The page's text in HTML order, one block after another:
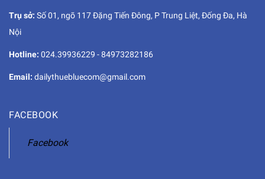
Trụ sở: Số 01, ngõ 117 Đặng Tiến Đông, P Trung Liệt, Đống Đa, Hà
Nội
Hotline: 024.39936229 -84973282186
Email: dailythuebluecom@gmail.com
FACEBOOK
Facebook